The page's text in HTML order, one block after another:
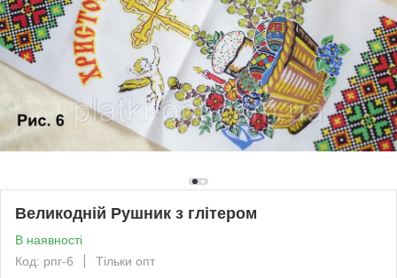
Великодній Рушник з глітером
В наявності
Код: рпг-6
Тільки опт